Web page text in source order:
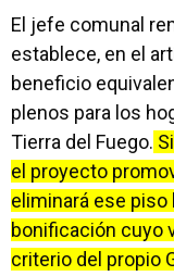
El jefe comunal
establece, en el
beneficio
plenos para los
Tierra del Fuego.
el proyecto
eliminará ese piso
bonificación cuyo
criterio del propio